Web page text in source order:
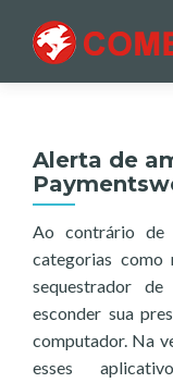
Alerta de
Ao contrário de
categorias como
sequestrador
esconder sua
computador. Na
esses